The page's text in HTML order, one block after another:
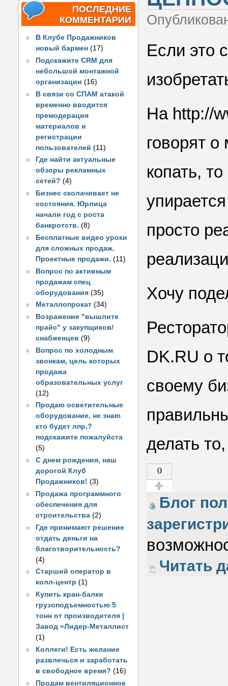
ПОСЛЕДНИЕ
КОММЕНТАРИИ
В Клубе Продажников
новый бармен (17)
Подскажите CRM для
небольшой монтажной
организации (16)
В связи со СПАМ атакой
временно вводится
премодерация
материалов и
регистрации
пользователей(11)
Где найти актуальные
обзоры рекламных
сетей? (4)
Бизнес сколачивает не
состояния. Юрлица
начали год с роста
банкротств. (8)
Бесплатные видео уроки
для сложных продаж.
Проектные продажи. (11)
Вопрос по активным
продажам спец
оборудования (35)
Металлопрокат (34)
Возражение "вышлите
прайс" у закупщиков/
снабженцев (9)
Вопрос по холодным
звонкам, цель которых
продажа
образовательных услуг
(12)
Продаю осветительные
оборудование, не знаю
кто будет лпр,?
подскажите пожалуйста
(5)
С днем рождения, наш
дорогой Клуб
Продажников! (3)
Продажа программного
обеспечения для
строительства (2)
Где принимают решение
отдать деньги на
благотворительность?
(4)
Старший оператор в
колл-центр (1)
Купить кран-балки
грузоподъемностью 5
тонн от производителя |
Завод «Лидер-Металлист
(1)
Коллеги! Есть желание
развлечься и заработать
в свободное время? (16)
Продам вентиляционное
Если это
На http://
говорят о
копать,
просто
Хочу
DK.RU о
своему
делать
0
Голос за!
Блог
Читать